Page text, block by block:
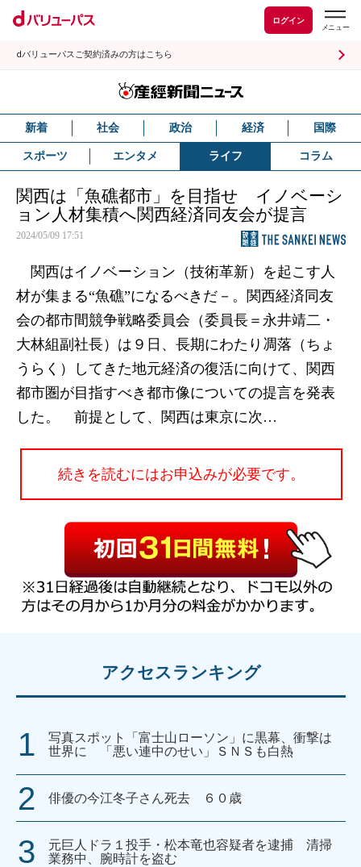
ログイン
dバリューパスご契約済みの方はこちら
新着 社会 政治 経済 国際
スポーツ エンタメ ライフ コラム
関西は「魚礁都市」を目指せ イノベーシ
ョン人材集積へ関西経済同友会が提言
2024/05/09 17:51
関西はイノベーション（技術革新）を起こす人
材が集まる“魚礁”になるべきだ－。関西経済同友
会の都市間競争戦略委員会（委員長＝永井靖二・
大林組副社長）は９日、長期にわたり凋落（ちょ
うらく）してきた地元経済の復活に向けて、関西
都市圏が目指すべき都市像についての提言を発表
した。 前提として、関西は東京に次…
続きを読むにはお申込みが必要です。
アクセスランキング
写真スポット「富士山ローソン」に黒幕、衝撃は
世界に 「悪い連中のせい」ＳＮＳも白熱
俳優の今江冬子さん死去 ６０歳
元巨人ドラ１投手・松本竜也容疑者を逮捕 清掃
業務中、腕時計を盗む